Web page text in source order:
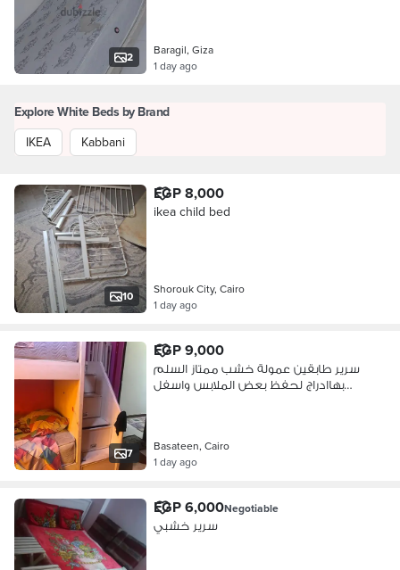
2
Baragil, Giza
1 day ago
Explore White Beds by Brand
IKEA
Kabbani
10
EGP 8,000
ikea child bed
Shorouk City, Cairo
1 day ago
7
EGP 9,000
سرير طابقين عمولة خشب ممتاز السلم
بهاادراج لحفظ بعض الملابس واسفل
Basateen, Cairo
1 day ago
EGP 6,000Negotiable
سرير خشبي